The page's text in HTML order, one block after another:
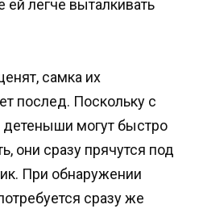
ей легче выталкивать
самка их
послед. Поскольку с
могут быстро
они сразу прячутся под
При обнаружении
сразу же